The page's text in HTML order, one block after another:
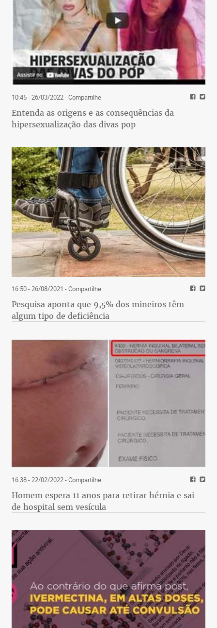
10:45 - 26/03/2022- Compartilhe
Entenda as origens e as consequências da
hipersexualização das divas pop
16:50 - 26/08/2021 - Compartilhe
Pesquisa aponta que 9,5% dos mineiros têm
algum tipo de deficiência
16:38 - 22/02/2022- Compartilhe
Homem espera 11 anos para retirar hérnia e sai
de hospital sem vesícula